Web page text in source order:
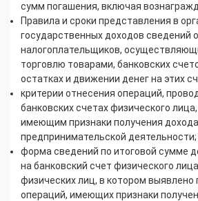
сумм погашения, включая
Правила и сроки представления в
государственных доходов сведений
налогоплательщиков,
торговлю товарами, банковских
остатках и движении денег на этих
критерии отнесения операций,
банковских счетах физического
имеющим признаки получения
предпринимательской деятельности;
форма сведений по итоговой сумме
на банковский счет физического
физических лиц, в котором выявлено
операций, имеющих признаки